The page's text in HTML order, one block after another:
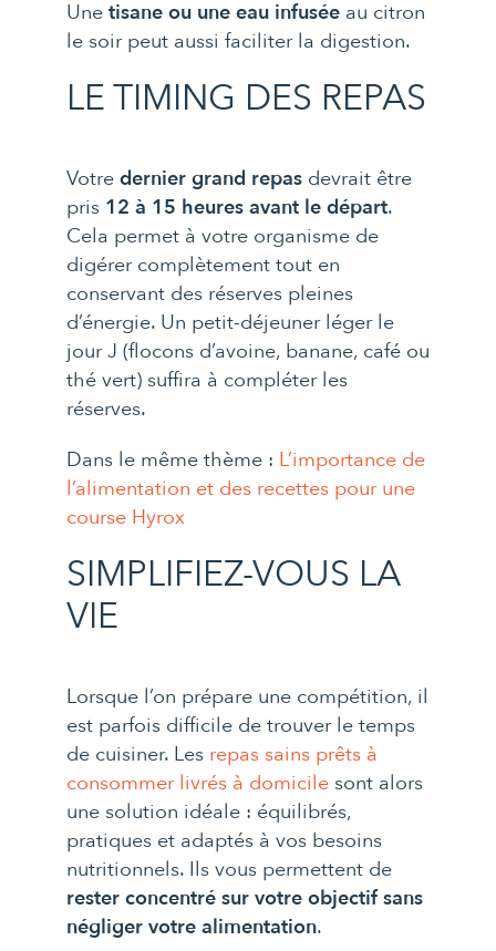
Une tisane ou une eau infusée au citron
le soir peut aussi faciliter la digestion.
LE TIMING DES REPAS
Votre dernier grand repas devrait être
pris 12 à 15 heures avant le départ.
Cela permet à votre organisme de
digérer complètement tout en
conservant des réserves pleines
d’énergie. Un petit-déjeuner léger le
jour J (flocons d’avoine, banane, café ou
thé vert) suffira à compléter les
réserves.
Dans le même thème : L’importance de
l’alimentation et des recettes pour une
course Hyrox
SIMPLIFIEZ-VOUS LA
VIE
Lorsque l’on prépare une compétition, il
est parfois difficile de trouver le temps
de cuisiner. Les repas sains prêts à
consommer livrés à domicile sont alors
une solution idéale : équilibrés,
pratiques et adaptés à vos besoins
nutritionnels. Ils vous permettent de
rester concentré sur votre objectif sans
négliger votre alimentation.